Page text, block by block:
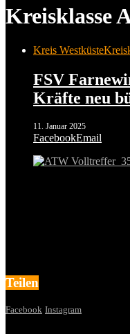
Kreisklasse
Kreis Westküste
FSV
Kräfte neu
11. Januar 2025
FacebookEmail
Teilen
Facebook Instagram